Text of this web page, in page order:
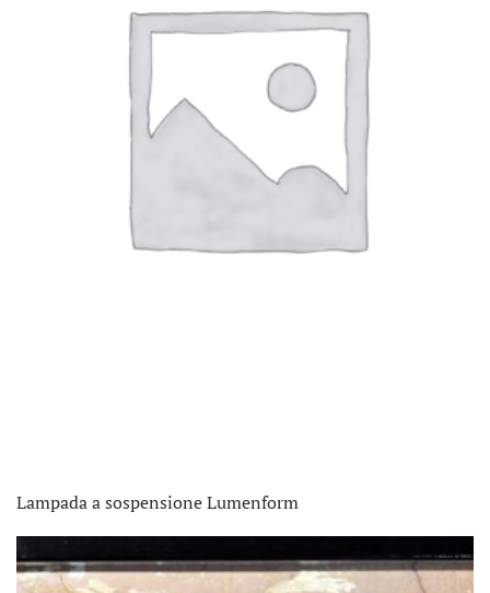
Lampada a sospensione Lumenform